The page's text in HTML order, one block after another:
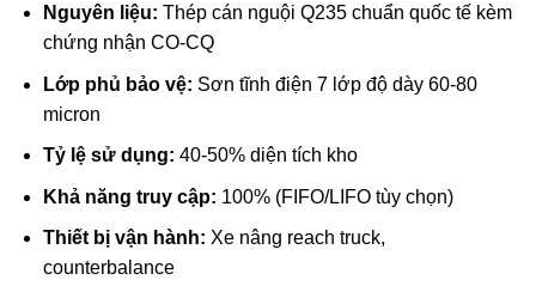
Nguyên liệu: Thép cán nguội Q235 chuẩn quốc tế kèm
chứng nhận CO-CQ
Lớp phủ bảo vệ: Sơn tĩnh điện 7 lớp độ dày 60-80
micron
Tỷ lệ sử dụng: 40-50% diện tích kho
Khả năng truy cập: 100% (FIFO/LIFO tùy chọn)
Thiết bị vận hành: Xe nâng reach truck,
counterbalance